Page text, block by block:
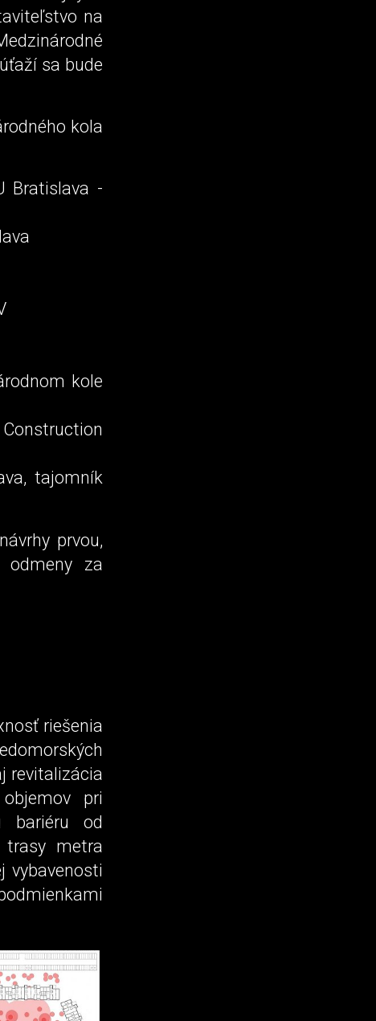
na
sa bude
kola
Bratislava -
kole
tajomník
prvou,
za
riešenia
revitalizácia
pri
bariéru od
trasy metra
vybavenosti